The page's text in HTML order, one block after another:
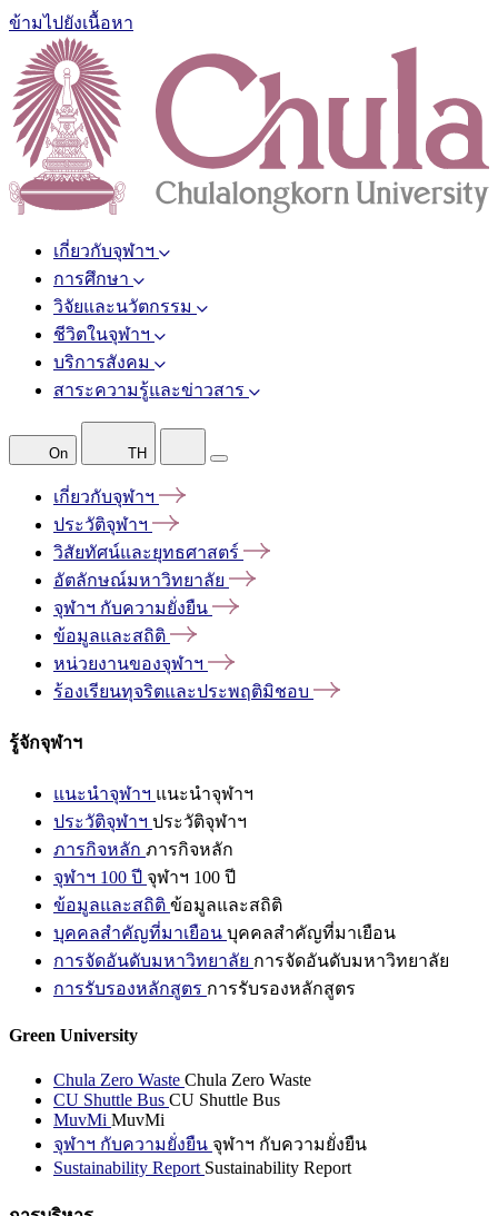
ข้ามไปยังเนื้อหา
เกี่ยวกับจุฬาฯ
การศึกษา
วิจัยและนวัตกรรม
ชีวิตในจุฬาฯ
บริการสังคม
สาระความรู้และข่าวสาร
On TH
เกี่ยวกับจุฬาฯ
ประวัติจุฬาฯ
วิสัยทัศน์และยุทธศาสตร์
อัตลักษณ์มหาวิทยาลัย
จุฬาฯ กับความยั่งยืน
ข้อมูลและสถิติ
หน่วยงานของจุฬาฯ
ร้องเรียนทุจริตและประพฤติมิชอบ
รู้จักจุฬาฯ
แนะนำจุฬาฯ แนะนำจุฬาฯ
ประวัติจุฬาฯ ประวัติจุฬาฯ
ภารกิจหลัก ภารกิจหลัก
จุฬาฯ 100 ปี จุฬาฯ 100 ปี
ข้อมูลและสถิติ ข้อมูลและสถิติ
บุคคลสำคัญที่มาเยือน บุคคลสำคัญที่มาเยือน
การจัดอันดับมหาวิทยาลัย การจัดอันดับมหาวิทยาลัย
การรับรองหลักสูตร การรับรองหลักสูตร
Green University
Chula Zero Waste Chula Zero Waste
CU Shuttle Bus CU Shuttle Bus
MuvMi MuvMi
จุฬาฯ กับความยั่งยืน จุฬาฯ กับความยั่งยืน
Sustainability Report Sustainability Report